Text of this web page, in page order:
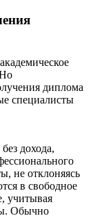
диплома
специалисты
дохода,
не отклоняясь
в свободное
учитывая
Обычно